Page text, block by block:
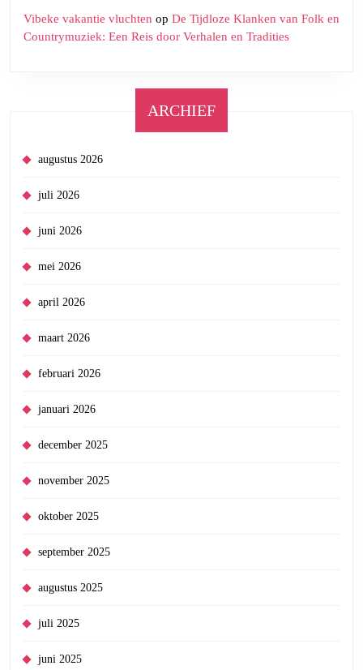
Vibeke vakantie vluchten op De Tijdloze Klanken van Folk en
Countrymuziek: Een Reis door Verhalen en Tradities
ARCHIEF
augustus 2026
juli 2026
juni 2026
mei 2026
april 2026
maart 2026
februari 2026
januari 2026
december 2025
november 2025
oktober 2025
september 2025
augustus 2025
juli 2025
juni 2025